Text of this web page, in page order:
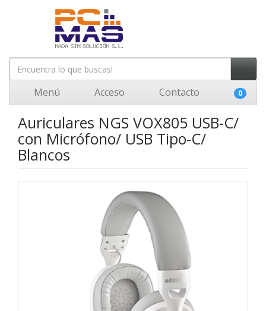
Menú Acceso Contacto 0
Auriculares NGS VOX805 USB-C/
con Micrófono/ USB Tipo-C/
Blancos